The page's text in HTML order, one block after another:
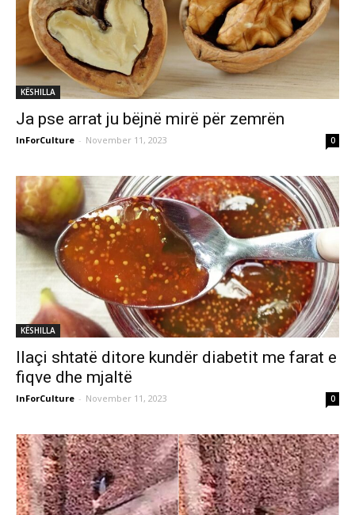
KËSHILLA
Ja pse arrat ju bëjnë mirë për zemrën
InForCulture - November 11, 2023 0
KËSHILLA
Ilaçi shtatë ditore kundër diabetit me farat e
fiqve dhe mjaltë
InForCulture - November 11, 2023 0